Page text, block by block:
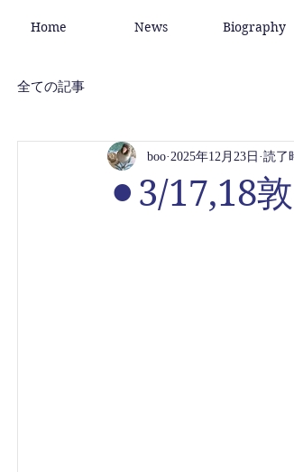
Home News Biography
全ての記事
⚫︎3/17,18
boo 2025年12月23日 読了